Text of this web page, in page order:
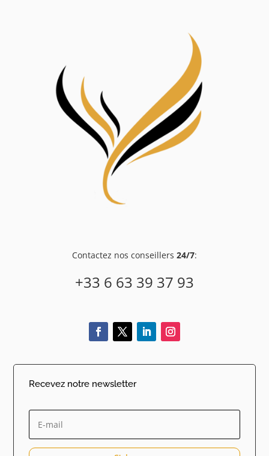
Contactez nos conseillers 24/7:
+33 6 63 39 37 93
Recevez notre newsletter